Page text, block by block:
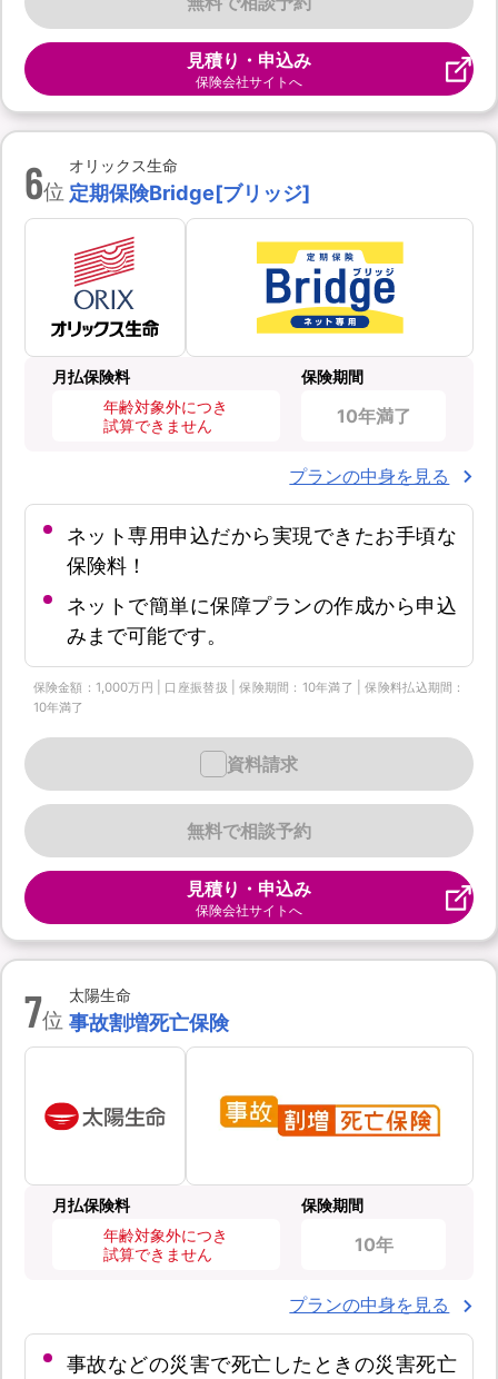
見積り・申込み
保険会社サイトへ
6位
オリックス生命
定期保険Bridge[ブリッジ]
月払保険料
年齢対象外につき
試算できません
保険期間
10年満了
プランの中身を見る
ネット専用申込だから実現できたお手頃な
保険料！
ネットで簡単に保障プランの作成から申込
みまで可能です。
保険金額：1,000万円 | 口座振替扱 | 保険期間：10年満了 | 保険料払込期間：
10年満了
無料で相談予約
資料請求
見積り・申込み
保険会社サイトへ
7位
太陽生命
事故割増死亡保険
月払保険料
年齢対象外につき
試算できません
保険期間
10年
プランの中身を見る
事故などの災害で死亡したときの災害死亡